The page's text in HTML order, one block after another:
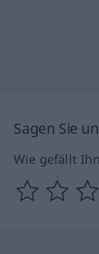
Sagen Sie
Wie gefällt